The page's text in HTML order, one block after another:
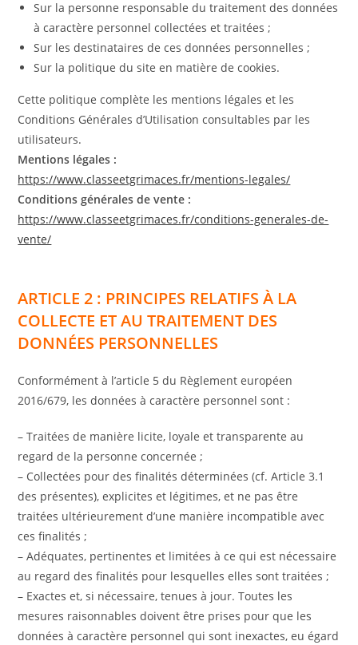
Sur la personne responsable du traitement des données
à caractère personnel collectées et traitées ;
Sur les destinataires de ces données personnelles ;
Sur la politique du site en matière de cookies.
Cette politique complète les mentions légales et les
Conditions Générales d’Utilisation consultables par les
utilisateurs.
Mentions légales :
https://www.classeetgrimaces.fr/mentions-legales/
Conditions générales de vente :
https://www.classeetgrimaces.fr/conditions-generales-de-
vente/
ARTICLE 2 : PRINCIPES RELATIFS À LA
COLLECTE ET AU TRAITEMENT DES
DONNÉES PERSONNELLES
Conformément à l’article 5 du Règlement européen
2016/679, les données à caractère personnel sont :
– Traitées de manière licite, loyale et transparente au
regard de la personne concernée ;
– Collectées pour des finalités déterminées (cf. Article 3.1
des présentes), explicites et légitimes, et ne pas être
traitées ultérieurement d’une manière incompatible avec
ces finalités ;
– Adéquates, pertinentes et limitées à ce qui est nécessaire
au regard des finalités pour lesquelles elles sont traitées ;
– Exactes et, si nécessaire, tenues à jour. Toutes les
mesures raisonnables doivent être prises pour que les
données à caractère personnel qui sont inexactes, eu égard